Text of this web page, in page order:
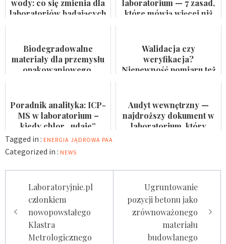
wody: co się zmienia dla
laboratoriów badających
laboratorium — 7 zasad,
które mówią więcej niż
Biodegradowalne
materiały dla przemysłu
opakowaniowego.
Walidacja czy
weryfikacja?
Niepewność pomiaru też
Poradnik analityka: ICP-
MS w laboratorium –
kiedy chlor „udaje”
arsen?
Audyt wewnętrzny —
najdroższy dokument w
laboratorium, który
Tagged in : ENERGIA JĄDROWA PAA
Categorized in : NEWS
Nawigacja
wpisu
Laboratoryjnie.pl
członkiem
nowopowstałego
Klastra
Metrologicznego
Ugruntowanie
pozycji betonu jako
zrównoważonego
materiału
budowlanego